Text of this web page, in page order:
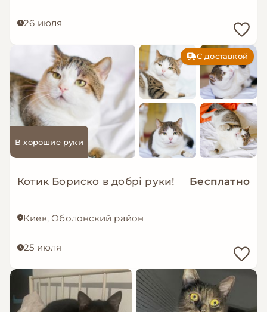
26 июля
С доставкой
В хорошие руки
Котик Бориско в добрі руки! Бесплатно
Киев, Оболонский район
25 июля